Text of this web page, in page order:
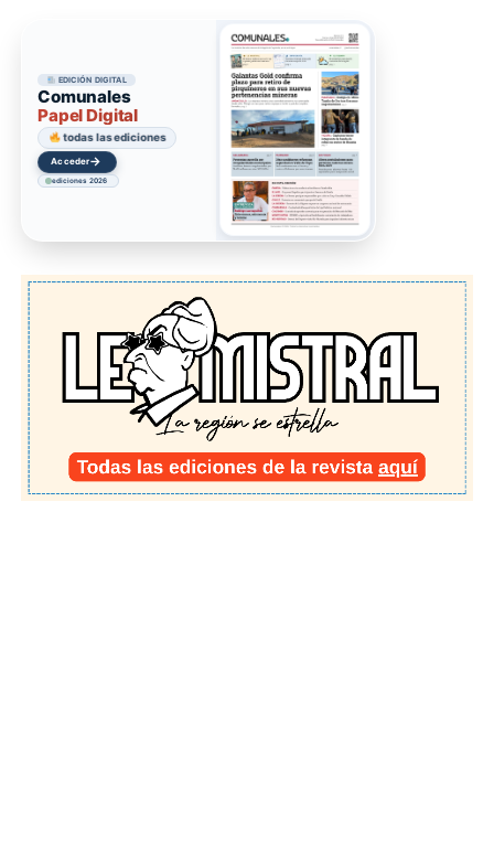
EDICIÓN DIGITAL
Comunales
Papel Digital
todas las ediciones
Acceder→
ediciones 2026